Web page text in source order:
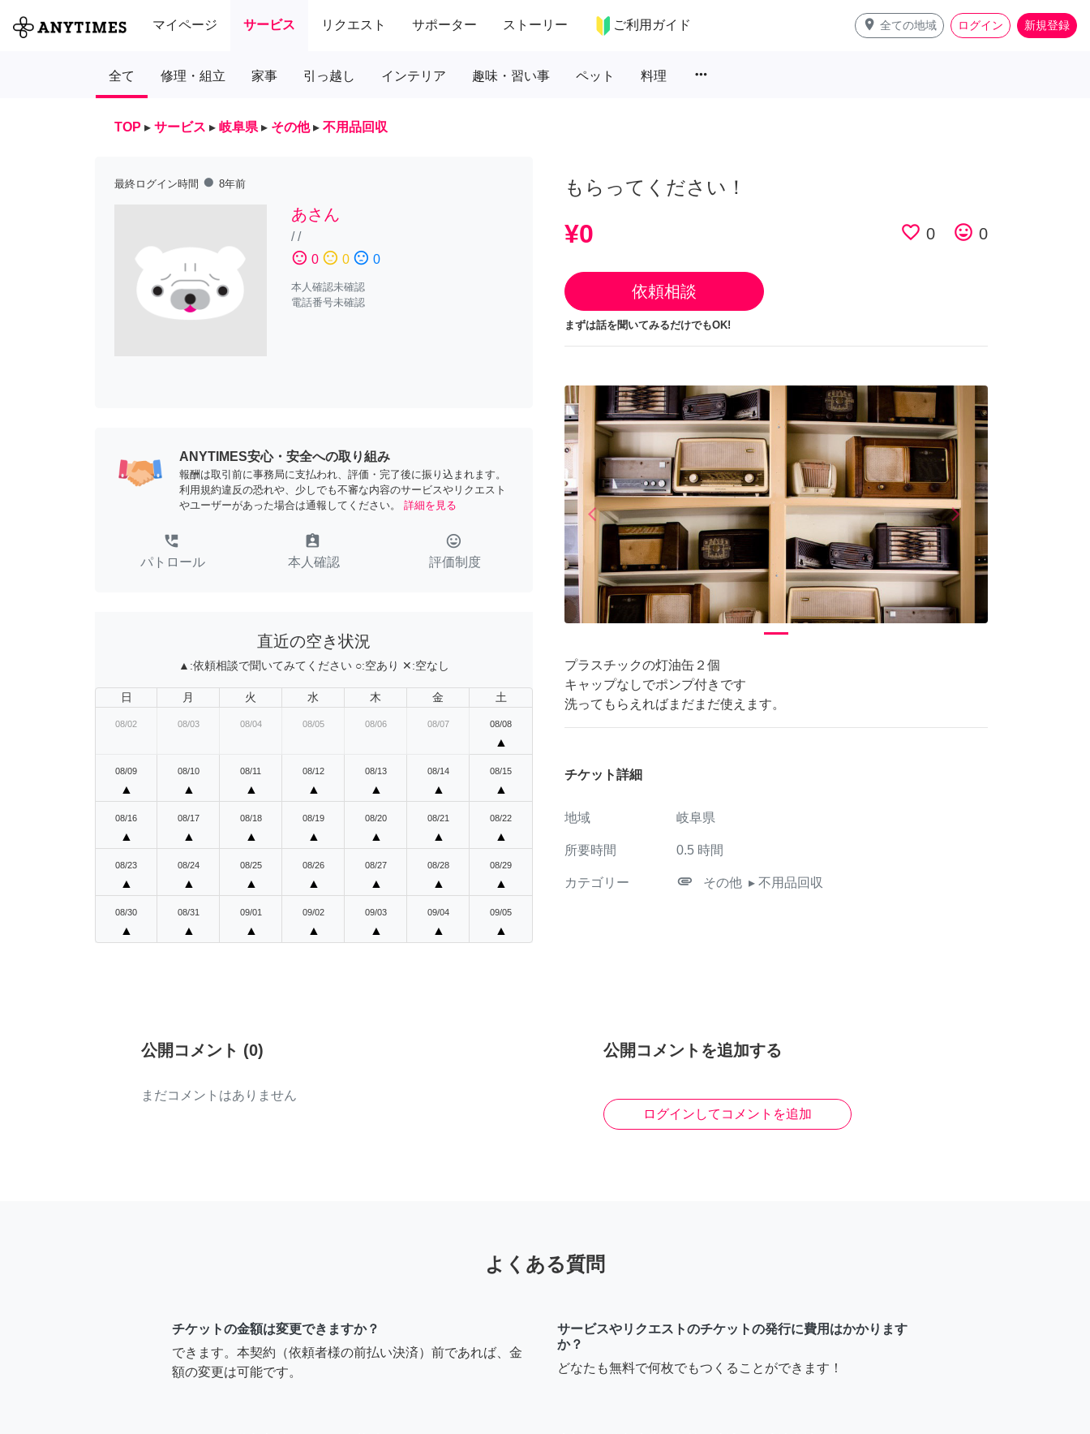
マイページ サービス リクエスト サポーター ストーリー ご利用ガイド place 全ての地域 ログイン 新規登録
全て 修理・組立 家事 引っ越し インテリア 趣味・習い事 ペット 料理 more_horiz
TOP ▸ サービス ▸ 岐阜県 ▸ その他 ▸ 不用品回収
最終ログイン時間 fiber_manual_record 8年前
あさん
//
sentiment_satisfied 0 sentiment_neutral 0 sentiment_dissatisfied 0
本人確認未確認
電話番号未確認
ANYTIMES安心・安全への取り組み
報酬は取引前に事務局に支払われ、評価・完了後に振り込まれます。
利用規約違反の恐れや、少しでも不審な内容のサービスやリクエスト
やユーザーがあった場合は通報してください。
詳細を見る
perm_phone_msg
パトロール
assignment_ind
本人確認
tag_faces
評価制度
直近の空き状況
▲:依頼相談で聞いてみてください ○:空あり ✕:空なし
日 月 火 水 木 金 土
08/02 08/03 08/04 08/05 08/06 08/07 08/08
▲
08/09
▲
08/10
▲
08/11
▲
08/12
▲
08/13
▲
08/14
▲
08/15
▲
08/16
▲
08/17
▲
08/18
▲
08/19
▲
08/20
▲
08/21
▲
08/22
▲
08/23
▲
08/24
▲
08/25
▲
08/26
▲
08/27
▲
08/28
▲
08/29
▲
08/30
▲
08/31
▲
09/01
▲
09/02
▲
09/03
▲
09/04
▲
09/05
▲
もらってください！
¥0 favorite_border 0 tag_faces 0
依頼相談
まずは話を聞いてみるだけでもOK!
arrow_back_iosPrevious arrow_forward_iosNext
プラスチックの灯油缶２個
キャップなしでポンプ付きです
洗ってもらえればまだまだ使えます。
チケット詳細
地域 岐阜県
所要時間 0.5 時間
カテゴリー attachment その他 ▸ 不用品回収
公開コメント (0)
まだコメントはありません
公開コメントを追加する
ログインしてコメントを追加
よくある質問
チケットの金額は変更できますか？
できます。本契約（依頼者様の前払い決済）前であれば、金
額の変更は可能です。
サービスやリクエストのチケットの発行に費用はかかります
か？
どなたも無料で何枚でもつくることができます！